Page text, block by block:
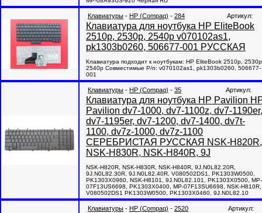
Клавиатуры - HP (Compaq) - 284 Артикул:
Клавиатура для ноутбука HP EliteBook
2510p, 2530p, 2540p v070102as1,
pk1303b0260, 506677-001 РУССКАЯ
Клавиатура подходит к ноутбукам: HP EliteBook 2510p,
2540p Совместимые P/n: v070102as1, pk1303b0260, 506677-
001
Клавиатуры - HP (Compaq) - 35 Артикул:
Клавиатура для ноутбука HP Pavilion
Pavilion dv7-1000, dv7-1100z, dv7-1190er,
dv7-1195er, dv7-1200, dv7-1400, dv7t-
1100, dv7z-1000, dv7z-1100
СЕРЕБРИСТАЯ РУССКАЯ NSK-H820R,
NSK-H830R, NSK-H840R, 9J
NSK-H820R, NSK-H830R, NSK-H840R, 9J.N0L82.20R,
9J.N0L82.30R, 9J.N0L82.40R, V080502DS1, PK1303W0500,
PK1303X0960, NSK-H8101, 9J.N0L82.101, PK1303X0500, MP-
07F13US6698, PK1303X0400, MP-07F13SU6698, NSK-H810R,
V080502DS1 PK1303W0500, PK1303X0460, 9J.N0L82.10
Клавиатуры - HP (Compaq) - 2520 Артикул: